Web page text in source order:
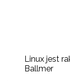
Linux jest
Ballmer